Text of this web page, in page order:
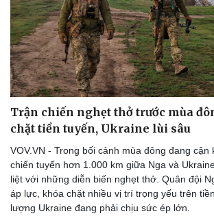
Trận chiến nghẹt thở trước mùa
chặt tiền tuyến, Ukraine lùi sâu
VOV.VN - Trong bối cảnh mùa đông đang cận
chiến tuyến hơn 1.000 km giữa Nga và
liệt với những diễn biến nghẹt thở. Quân đội
áp lực, khóa chặt nhiều vị trí trọng yếu trên
lượng Ukraine đang phải chịu sức ép lớn.